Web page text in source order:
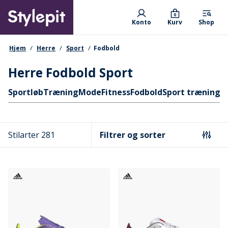
main
content
Primary departments
Konto Kurv
0
Shop
navigationssti
Hjem Herre Sport Fodbold
Herre Fodbold Sport
Hurtige links
SportløbTræningModeFitnessFodboldSport
Stilarter 281 Filtrer og sorter